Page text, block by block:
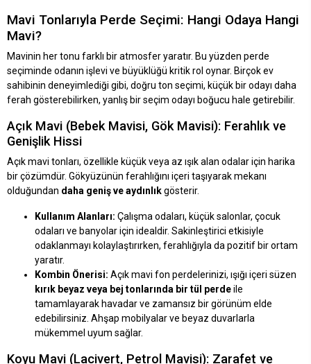
Mavi Tonlarıyla Perde Seçimi: Hangi Odaya Hangi
Mavi?
Mavinin her tonu farklı bir atmosfer yaratır. Bu yüzden perde
seçiminde odanın işlevi ve büyüklüğü kritik rol oynar. Birçok ev
sahibinin deneyimlediği gibi, doğru ton seçimi, küçük bir odayı daha
ferah gösterebilirken, yanlış bir seçim odayı boğucu hale getirebilir.
Açık Mavi (Bebek Mavisi, Gök Mavisi): Ferahlık ve
Genişlik Hissi
Açık mavi tonları, özellikle küçük veya az ışık alan odalar için harika
bir çözümdür. Gökyüzünün ferahlığını içeri taşıyarak mekanı
olduğundan daha geniş ve aydınlıkgösterir.
Kullanım Alanları: Çalışma odaları, küçük salonlar, çocuk
odaları ve banyolar için idealdir. Sakinleştirici etkisiyle
odaklanmayı kolaylaştırırken, ferahlığıyla da pozitif bir ortam
yaratır.
Kombin Önerisi: Açık mavi fon perdelerinizi, ışığı içeri süzen
kırık beyaz veya bej tonlarında bir tül perdeile
tamamlayarak havadar ve zamansız bir görünüm elde
edebilirsiniz. Ahşap mobilyalar ve beyaz duvarlarla
mükemmel uyum sağlar.
Koyu Mavi (Lacivert, Petrol Mavisi): Zarafet ve